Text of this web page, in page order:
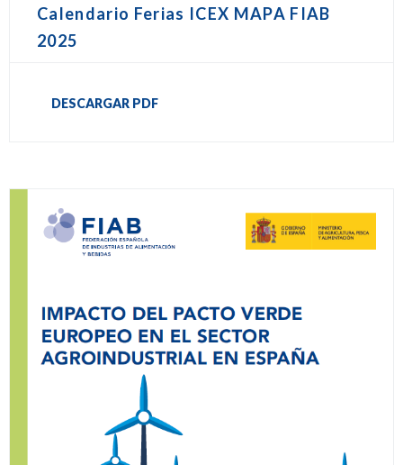
Calendario Ferias ICEX MAPA FIAB
2025
DESCARGAR PDF